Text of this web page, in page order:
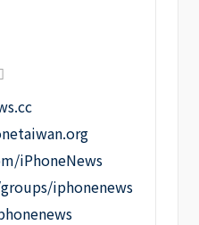
iPhoneNews
iphonenews